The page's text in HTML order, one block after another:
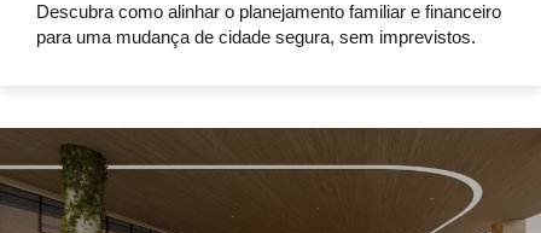
Descubra como alinhar o planejamento familiar e financeiro
para uma mudança de cidade segura, sem imprevistos.